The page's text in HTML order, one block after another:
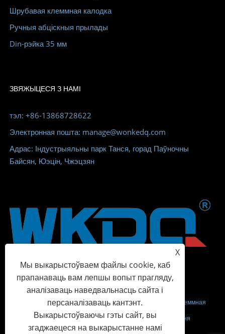
Шрубавая клеммная калодка
Ручныя абціскныя прылады
Din-рэйка 35 мм
ЗВЯЖЫЦЕСЯ З НАМІ
тэл: +86-13868728622
Электронная пошта: manage@wonkedq.com
Адрас: Індустрыяльны парк Танся, горад Паўночны
Байсян, Юэцін, Чжэцзян
Аўтарскае права © 2023 Wonke Electric CO.,Ltd. - Вінтавая клеммная
калодка, спружынная клеммная калодка, клема размеркавання
X
Мы выкарыстоўваем файлы cookie, каб
прапанаваць вам лепшы вопыт прагляду,
аналізаваць наведвальнасць сайта і
персаналізаваць кантэнт.
Выкарыстоўваючы гэты сайт, вы
згаджаецеся на выкарыстанне намі